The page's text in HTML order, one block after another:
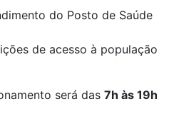
do Posto de Saúde
de acesso à população
será das 7h às 19h